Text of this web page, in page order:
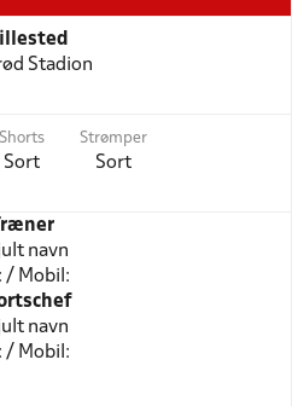
Stadion
Shorts
Sort
Strømper
Sort
navn
/ Mobil:
navn
/ Mobil: